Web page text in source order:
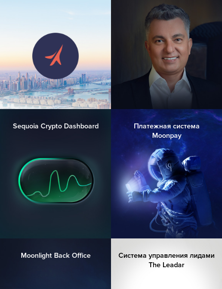
Sequoia Crypto Dashboard
Платежная система
Moonpay
Moonlight Back Office
Система управления лидами
The Leadar